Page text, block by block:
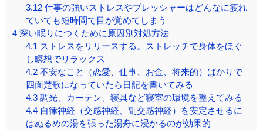
3.12仕事の強いストレスやプレッシャーはどんなに疲れ
ていても短時間で目が覚めてしまう
4 深い眠りにつくために原因別対処方法
4.1 ストレスをリリースする。ストレッチで身体をほぐ
し瞑想でリラックス
4.2不安なこと（恋愛、仕事、お金、将来的）ばかりで
四面楚歌になっていたら日記を書いてみる
4.3調光、カーテン、寝具など寝室の環境を整えてみる
4.4自律神経（交感神経、副交感神経）を安定させるに
はぬるめの湯を張った湯舟に浸かるのが効果的